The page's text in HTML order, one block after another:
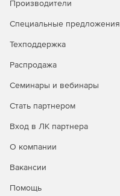
Производители
Специальные предложения
Техподдержка
Распродажа
Семинары и вебинары
Стать партнером
Вход в ЛК партнера
О компании
Вакансии
Помощь